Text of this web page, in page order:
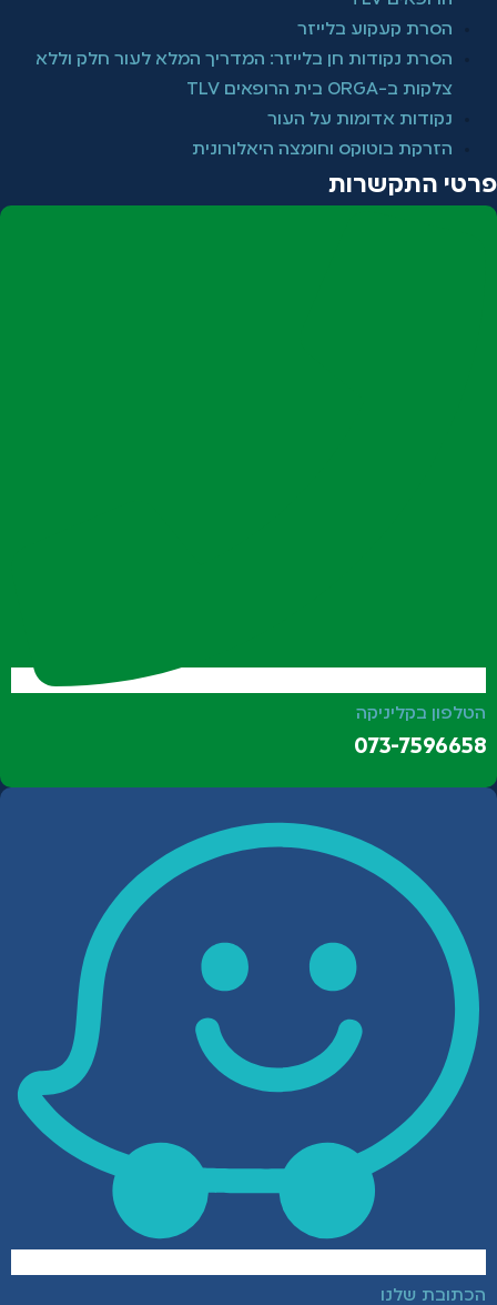
הסרת קעקוע בלייזר
הסרת נקודות חן בלייזר: המדריך המלא לעור חלק וללא
צלקות ב-ORGA בית הרופאים TLV
נקודות אדומות על העור
הזרקת בוטוקס וחומצה היאלורונית
פרטי התקשרות
הטלפון בקליניקה
073-7596658
הכתובת שלנו